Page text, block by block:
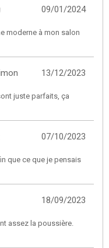
09/01/2024
moderne à mon salon
13/12/2023
juste parfaits, ça
07/10/2023
que ce que je pensais
18/09/2023
assez la poussière.